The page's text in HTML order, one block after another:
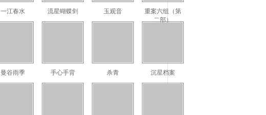
一江春水 流星蝴蝶剑 玉观音
重案六组（第
二部）
曼谷雨季 手心手背 杀青 沉星档案